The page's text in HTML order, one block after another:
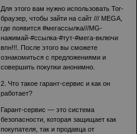
Для этого вам нужно использовать Tor-
браузер, чтобы зайти на сайт /// MEGA,
где появится #мегассылка///MG-
нажимай-#ссылка-#тут-#мега-включи
впн!!! . После этого вы сможете
ознакомиться с предложениями и
совершить покупки анонимно.
2. Что такое гарант-сервис и как он
работает?
Гарант-сервис — это система
безопасности, которая защищает как
покупателя, так и продавца от